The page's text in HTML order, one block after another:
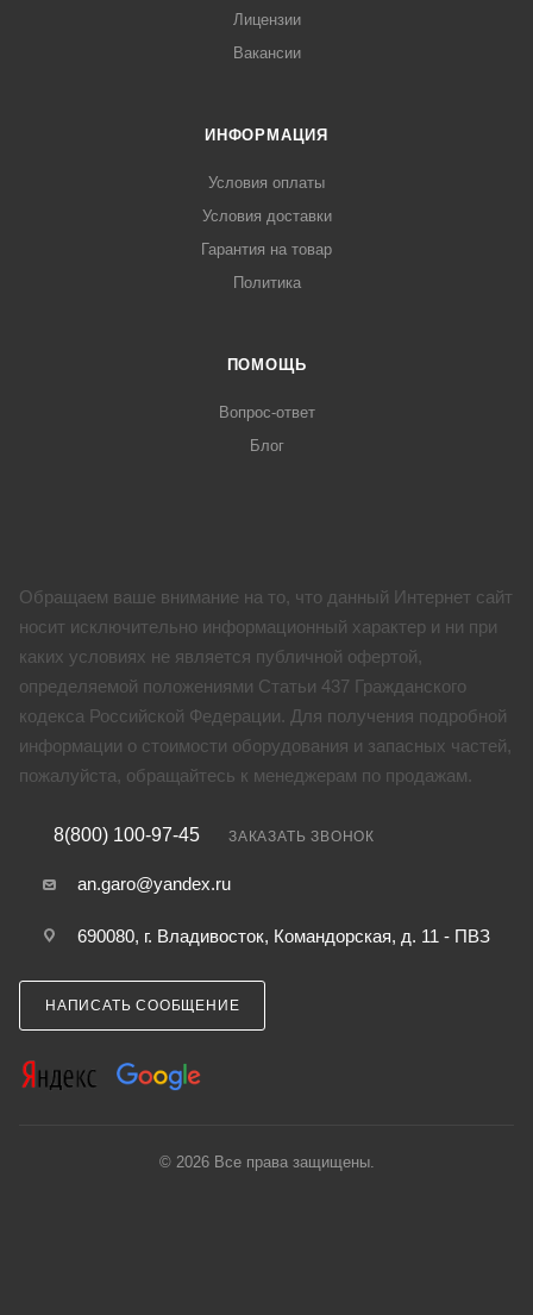
Лицензии
Вакансии
ИНФОРМАЦИЯ
Условия оплаты
Условия доставки
Гарантия на товар
Политика
ПОМОЩЬ
Вопрос-ответ
Блог
Обращаем ваше внимание на то, что данный Интернет сайт
носит исключительно информационный характер и ни при
каких условиях не является публичной офертой,
определяемой положениями Статьи 437 Гражданского
кодекса Российской Федерации. Для получения подробной
информации о стоимости оборудования и запасных частей,
пожалуйста, обращайтесь к менеджерам по продажам.
8(800) 100-97-45 ЗАКАЗАТЬ ЗВОНОК
an.garo@yandex.ru
690080, г. Владивосток, Командорская, д. 11 - ПВЗ
НАПИСАТЬ СООБЩЕНИЕ
© 2026 Все права защищены.